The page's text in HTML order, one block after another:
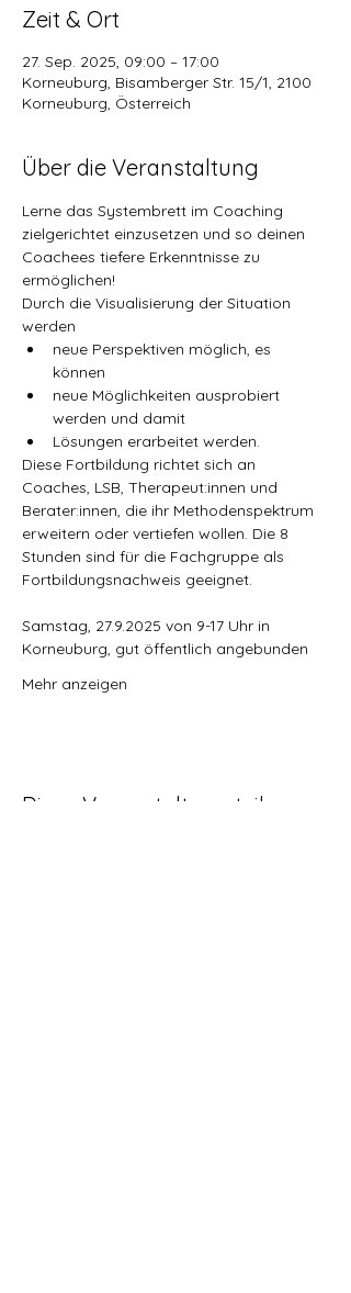
Zeit & Ort
27. Sep. 2025, 09:00 – 17:00
Korneuburg, Bisamberger Str. 15/1, 2100
Korneuburg, Österreich
Über die Veranstaltung
Lerne das Systembrett im Coaching
zielgerichtet einzusetzen und so deinen
Coachees tiefere Erkenntnisse zu
ermöglichen!
Durch die Visualisierung der Situation
werden
neue Perspektiven möglich, es
können
neue Möglichkeiten ausprobiert
werden und damit
Lösungen erarbeitet werden.
Diese Fortbildung richtet sich an
Coaches, LSB, Therapeut:innen und
Berater:innen, die ihr Methodenspektrum
erweitern oder vertiefen wollen. Die 8
Stunden sind für die Fachgruppe als
Fortbildungsnachweis geeignet.
Samstag, 27.9.2025 von 9-17 Uhr in
Korneuburg, gut öffentlich angebunden
Mehr anzeigen
Diese Veranstaltung teilen